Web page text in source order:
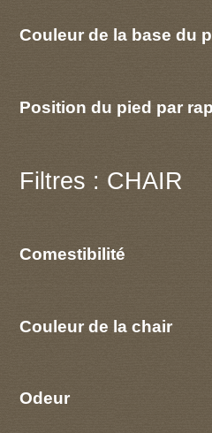
Couleur de la base du
Position du pied par
Filtres : CHAIR
Comestibilité
Couleur de la chair
Odeur